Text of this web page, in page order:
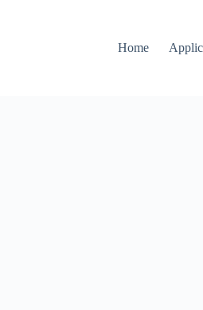
Home